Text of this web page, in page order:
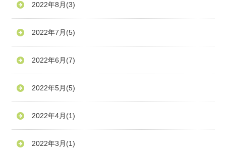
2022年8月 (3)
2022年7月 (5)
2022年6月 (7)
2022年5月 (5)
2022年4月 (1)
2022年3月 (1)